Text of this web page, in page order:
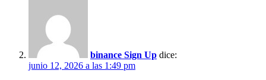
binance Sign Up dice:
junio 12, 2026 a las 1:49 pm